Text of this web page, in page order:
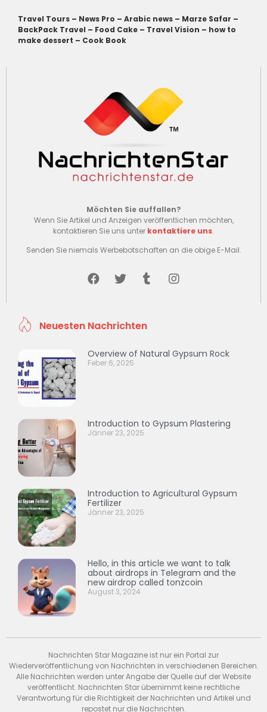
Travel Tours – News Pro – Arabic news – Marze Safar –
BackPack Travel – Food Cake – Travel Vision – how to
make dessert – Cook Book
Möchten Sie auffallen?
Wenn Sie Artikel und Anzeigen veröffentlichen möchten,
kontaktieren Sie uns unter kontaktiere uns.
Senden Sie niemals Werbebotschaften an die obige E-Mail.
Neuesten Nachrichten
Overview of Natural Gypsum Rock
Feber 6, 2025
Introduction to Gypsum Plastering
Jänner 23, 2025
Introduction to Agricultural Gypsum
Fertilizer
Jänner 23, 2025
Hello, in this article we want to talk
about airdrops in Telegram and the
new airdrop called tonzcoin
August 3, 2024
Nachrichten Star Magazine ist nur ein Portal zur
Wiederveröffentlichung von Nachrichten in verschiedenen Bereichen.
Alle Nachrichten werden unter Angabe der Quelle auf der Website
veröffentlicht. Nachrichten Star übernimmt keine rechtliche
Verantwortung für die Richtigkeit der Nachrichten und Artikel und
repostet nur die Nachrichten.